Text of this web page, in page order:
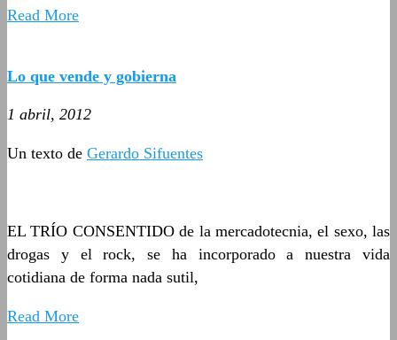
Read More
Lo que vende y gobierna
1 abril, 2012
Un texto de Gerardo Sifuentes
EL TRÍO CONSENTIDO de la mercadotecnia, el sexo, las
drogas y el rock, se ha incorporado a nuestra vida
cotidiana de forma nada sutil,
Read More